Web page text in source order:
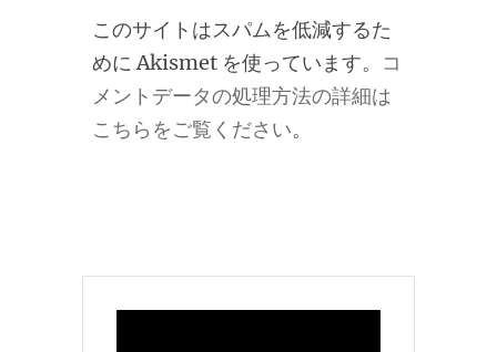
このサイトはスパムを低減するた
めに Akismet を使っています。 コ
メントデータの処理方法の詳細は
こちらをご覧ください。